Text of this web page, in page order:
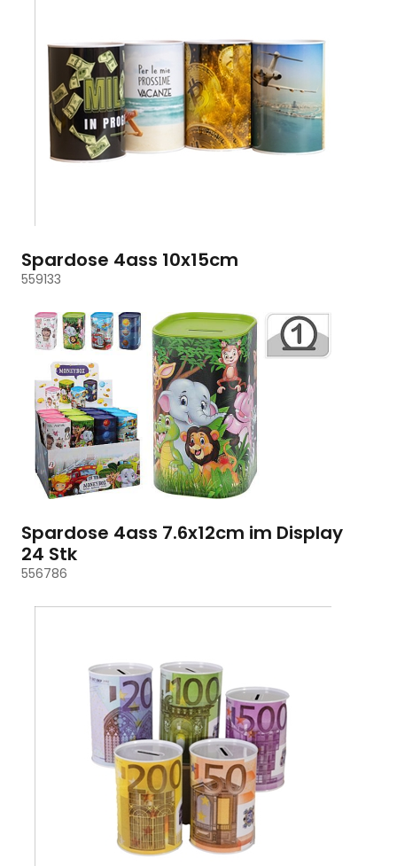
Spardose 4ass 10x15cm
559133
Spardose 4ass 7.6x12cm im Display
24 Stk
556786